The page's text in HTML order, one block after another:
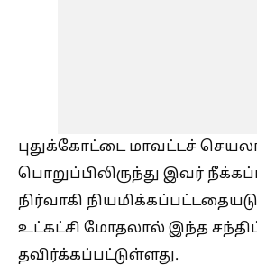
புதுக்கோட்டை மாவட்டச்
பொறுப்பிலிருந்து இவர்
நிர்வாகி
உட்கட்சி மோதலால் இந்த
தவிர்க்கப்பட்டுள்ளது.